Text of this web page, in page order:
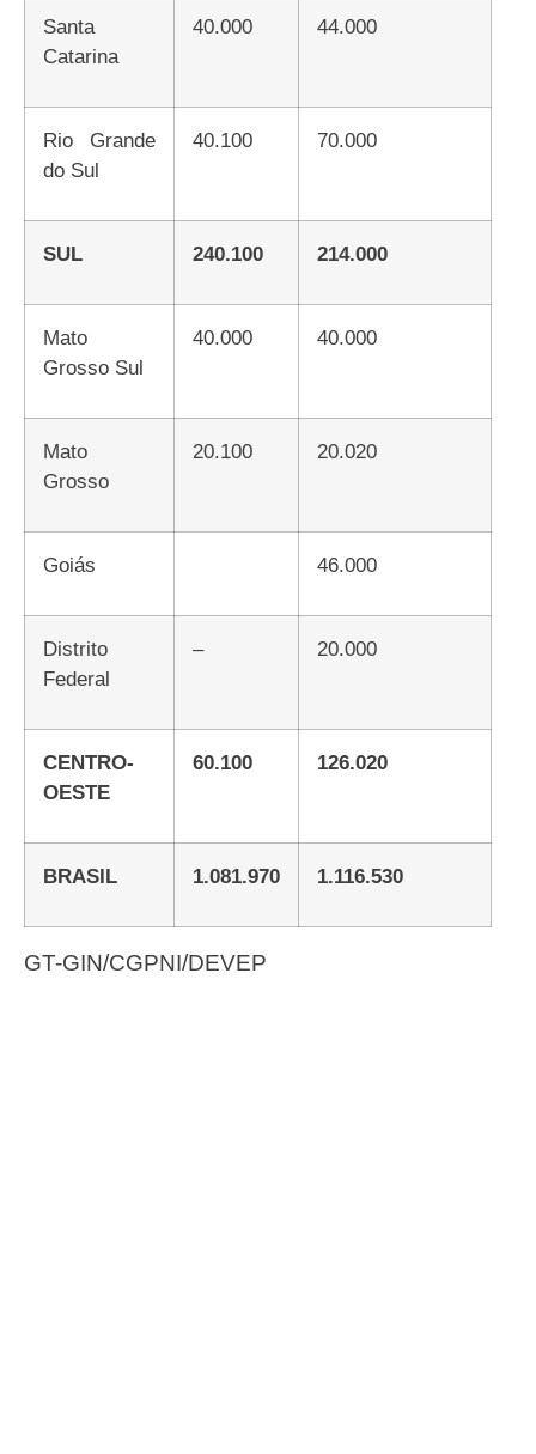
Santa
Catarina
40.000 44.000
Rio Grande
do Sul
40.100 70.000
SUL 240.100 214.000
Mato
Grosso Sul
40.000 40.000
Mato
Grosso
20.100 20.020
Goiás 46.000
Distrito
Federal
– 20.000
CENTRO-
OESTE
60.100 126.020
BRASIL 1.081.970 1.116.530
GT-GIN/CGPNI/DEVEP